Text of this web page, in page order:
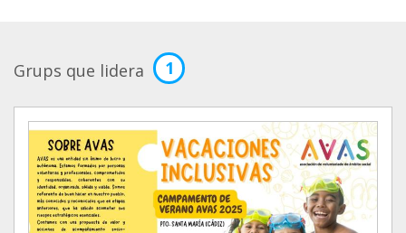
Grups que lidera 1